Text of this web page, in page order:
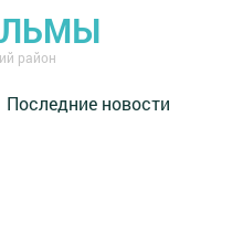
район
Последние новости